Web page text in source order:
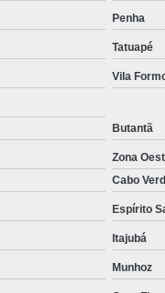
Penha
Tatuapé
Vila
Butantã
Zona
Cabo
Espírito
Itajubá
Munhoz